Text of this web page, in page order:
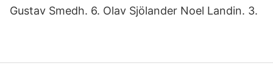
Gustav Smedh. 6. Olav Sjölander Noel Landin. 3.